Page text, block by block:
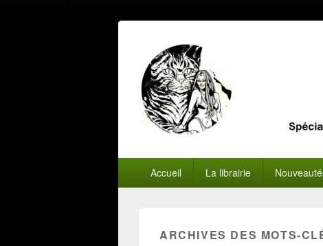
principalAccueil La librairie
ARCHIVES DES MOTS-